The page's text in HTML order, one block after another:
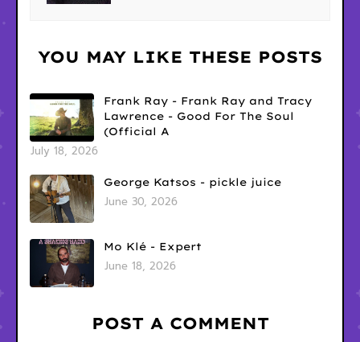
YOU MAY LIKE THESE POSTS
Frank Ray - Frank Ray and Tracy
Lawrence - Good For The Soul
(Official A
July 18, 2026
George Katsos - pickle juice
June 30, 2026
Mo Klé - Expert
June 18, 2026
POST A COMMENT